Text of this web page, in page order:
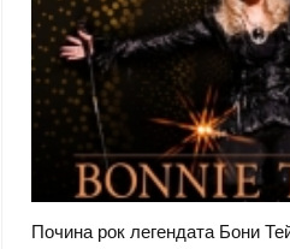
Почина рок легендата Бони